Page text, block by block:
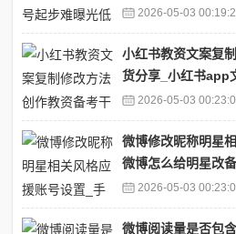
2026-05-03
小红书教资文案复
货分享_小红书app
2026-05-03
微博修改昵称明星
微博怎么给明星改
2026-05-03
微博阅读量是否包